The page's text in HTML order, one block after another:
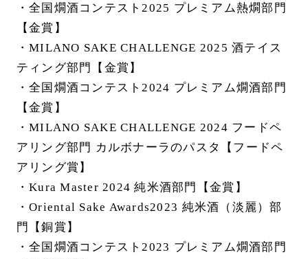
・全国燗酒コンテスト2025 プレミアム熱燗部門
【金賞】
・MILANO SAKE CHALLENGE 2025 酒テイス
ティング部門【金賞】
・全国燗酒コンテスト2024 プレミアム燗酒部門
【金賞】
・MILANO SAKE CHALLENGE 2024 フードペ
アリング部門 カルボナーラのパスタ【フードペ
アリング賞】
・Kura Master 2024 純米酒部門【金賞】
・Oriental Sake Awards2023 純米酒（淡麗）部
門【銅賞】
・全国燗酒コンテスト2023 プレミアム燗酒部門